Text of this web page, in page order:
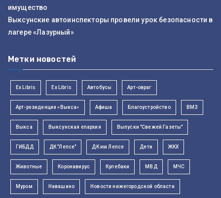
имущество
Выксунские автоинспекторы провели урок безопасности в
лагере «Лазурный»
Метки новостей
Ex Libris Ex Libris Автобусы Арт-овраг
Арт-резиденция «Выкса» Афиша Благоустройство ВМЗ
Выкса Выксунская епархия Выпуски "Свежей Газеты"
ГИБДД ДК "Лепсе" ДК им Лепсе Дети ЖКХ
Животные Коронавирус Кулебаки МВД МЧС
Муром Навашино Новости нижегородской области